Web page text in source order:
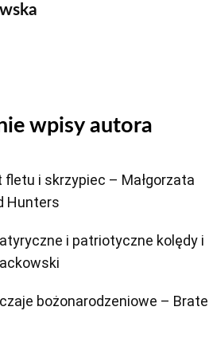
wpisy autora
i skrzypiec – Małgorzata
Hunters
i patriotyczne kolędy i
bożonarodzeniowe –